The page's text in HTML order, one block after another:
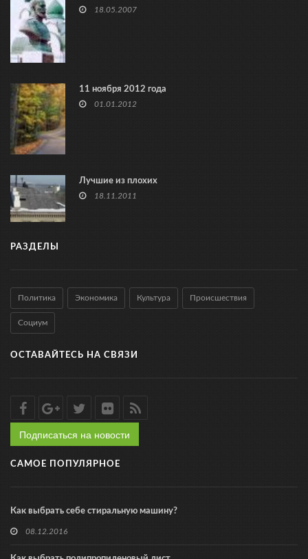
18.05.2007
11 ноября 2012 года
01.01.2012
Лучшие из плохих
18.11.2011
РАЗДЕЛЫ
Политика Экономика Культура Происшествия
Социум
ОСТАВАЙТЕСЬ НА СВЯЗИ
Подписаться на новости
САМОЕ ПОПУЛЯРНОЕ
Как выбрать себе стиральную машину?
08.12.2016